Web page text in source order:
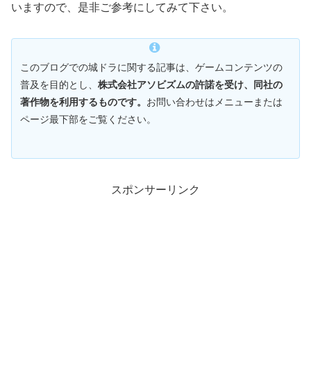
いますので、是非ご参考にしてみて下さい。
このブログでの城ドラに関する記事は、ゲームコンテンツの
普及を目的とし、 株式会社アソビズムの許諾を受け、同社の
著作物を利用するものです。 お問い合わせはメニューまたは
ページ最下部をご覧ください。
スポンサーリンク